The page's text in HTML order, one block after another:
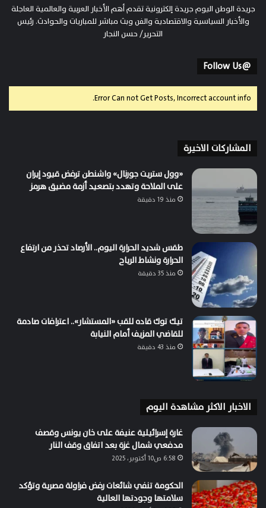
جريدة الوطن اليوم جريدة إلكترونية تقدم أهم الأخبار العربية والعالمية العاجلة
والأخبار السياسية والاقتصادية والفن وبث مباشر للمباريات والحوادث. رئيس
التحرير/ حسن النجار
@Follow Us
Error Can not Get Posts, Incorrect account info.
المشاركات الاخيرة
«وول ستريت جورنال» واشنطن ترفض قيود إيران
على الملاحة وتهدد بتصعيد أزمة مضيق هرمز
منذ 19 دقيقة
طقس شديد الحرارة اليوم.. الأرصاد تحذر من ارتفاع
الحرارة ونشاط الرياح
منذ 35 دقيقة
تيك توك قاده للقب «المستشار».. اعترافات صادمة
للقاضي المزيف أمام النيابة
منذ 43 دقيقة
الاخبار الاكثر مشاهدة اليوم
غارة إسرائيلية عنيفة على خان يونس وقصف
مدفعي شمال غزة بعد اتفاق وقف النار
6:58 ص10 أكتوبر، 2025
الحكومة تنفي شائعات رفض فراولة مصرية وتؤكد
سلامتها وجودتها العالية